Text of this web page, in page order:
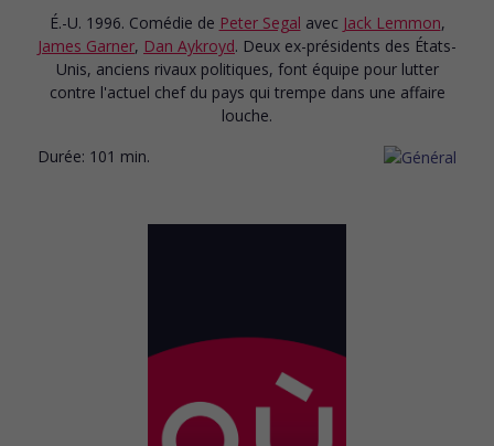
É.-U. 1996. Comédie de Peter Segal avec Jack Lemmon,
James Garner, Dan Aykroyd. Deux ex-présidents des États-
Unis, anciens rivaux politiques, font équipe pour lutter
contre l'actuel chef du pays qui trempe dans une affaire
louche.
Durée: 101 min.